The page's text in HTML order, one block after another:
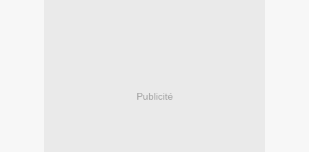
Publicité